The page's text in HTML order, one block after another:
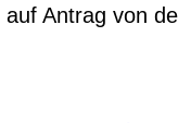
auf Antrag von